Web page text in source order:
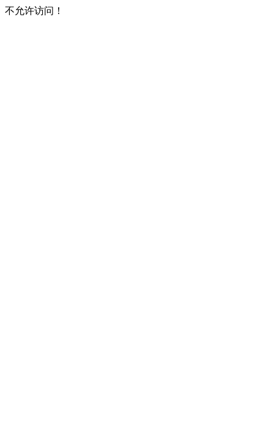
不允许访问！